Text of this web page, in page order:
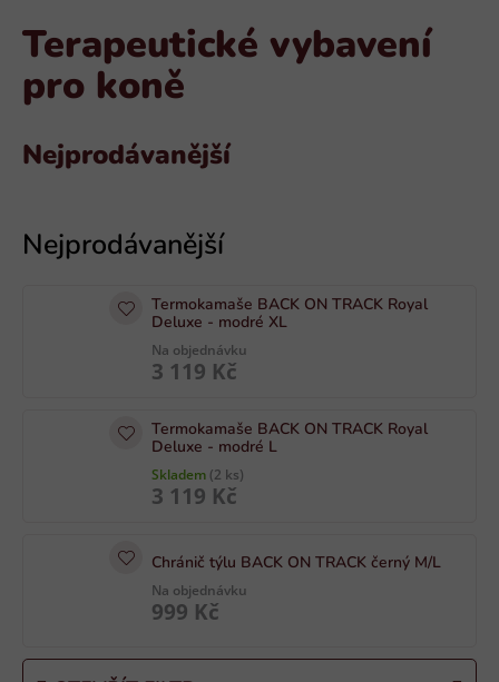
Terapeutické vybavení
pro koně
Nejprodávanější
Termokamaše BACK ON TRACK Royal
Deluxe - modré XL
Na objednávku
3 119 Kč
Termokamaše BACK ON TRACK Royal
Deluxe - modré L
Skladem (2 ks)
3 119 Kč
Chránič týlu BACK ON TRACK černý M/L
Na objednávku
999 Kč
ý
p